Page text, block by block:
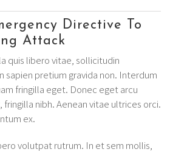
Directive To
Attack
quis libero vitae, sollicitudin
sapien pretium gravida non. Interdum
fringilla eget. Donec eget arcu
nibh. Aenean vitae ultrices orci.
ex.
volutpat rutrum. In et sem mollis,